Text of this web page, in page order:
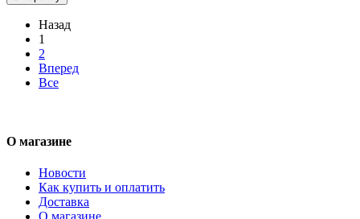
Назад
1
2
Вперед
Все
О магазине
Новости
Как купить и оплатить
Доставка